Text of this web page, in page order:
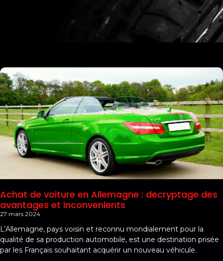
Achat de voiture en Allemagne : decryptage des
avantages et inconvenients
27 mars 2024
L’Allemagne, pays voisin et reconnu mondialement pour la
qualité de sa production automobile, est une destination prisée
par les Français souhaitant acquérir un nouveau véhicule.